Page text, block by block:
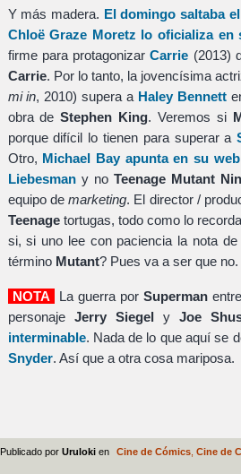
Y más madera. El domingo saltaba
Chloë Graze Moretz lo oficializa en
firme para protagonizarCarrie (2013)
Carrie. Por lo tanto, la jovencísima
mi in, 2010) supera a Haley Bennett
obra deStephen King. Veremos si
porque difícil lo tienen para superar a
Otro, Michael Bay apunta en su
Liebesmany no Teenage Mutant
equipo demarketing. El director /
Teenagetortugas, todo como lo
si, si uno lee con paciencia la nota de
término Mutant? Pues va a ser que no.
NOTA La guerra por Superman
personaje Jerry Siegel y Joe
interminable. Nada de lo que aquí se
Snyder. Así que a otra cosa mariposa.
Publicado por Uruloki en Cine de Cómics, Cine de